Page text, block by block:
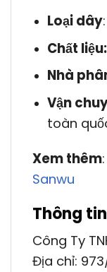
Loại dây
Chất liệu:
Nhà
Vận
toàn
Xem thêm
Sanwu
Thông
Công Ty
Địa chỉ: